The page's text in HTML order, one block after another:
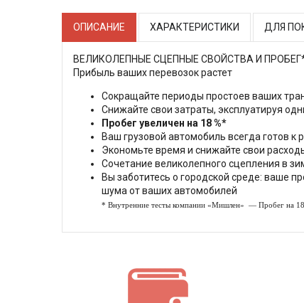
ОПИСАНИЕ ХАРАКТЕРИСТИКИ ДЛЯ
ВЕЛИКОЛЕПНЫЕ СЦЕПНЫЕ СВОЙСТВА И
Прибыль ваших перевозок растет
Сокращайте периоды простоев ваших
Cнижайте свои затраты, эксплуатируя
Пробег увеличен на 18 %*
Ваш грузовой автомобиль всегда готов к
Экономьте время и снижайте свои
Сочетание великолепного сцепления в
Вы заботитесь о городской среде: ваше
шума от ваших автомобилей
* Внутренние тесты компании «Мишлен» — Пробег на